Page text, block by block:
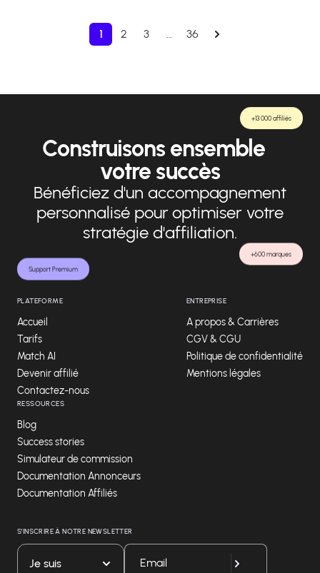
1 2 3 … 36
Support Premium
+600 marques
+13 000 affiliés
Construisons ensemble
votre succès
Bénéficiez d'un accompagnement
personnalisé pour optimiser votre
stratégie d'affiliation.
PLATEFORME
Accueil
Tarifs
Match AI
Devenir affilié
Contactez-nous
ENTREPRISE
A propos & Carrières
CGV & CGU
Politique de confidentialité
Mentions légales
RESSOURCES
Blog
Success stories
Simulateur de commission
Documentation Annonceurs
Documentation Affiliés
S'INSCRIRE À NOTRE NEWSLETTER
Je suis